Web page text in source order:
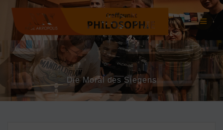
Zum
Inhalt
springen
Die Moral des Siegens